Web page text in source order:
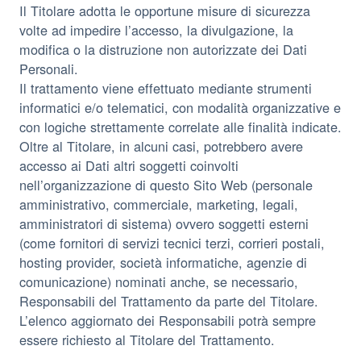
Il Titolare adotta le opportune misure di sicurezza
volte ad impedire l’accesso, la divulgazione, la
modifica o la distruzione non autorizzate dei Dati
Personali.
Il trattamento viene effettuato mediante strumenti
informatici e/o telematici, con modalità organizzative e
con logiche strettamente correlate alle finalità indicate.
Oltre al Titolare, in alcuni casi, potrebbero avere
accesso ai Dati altri soggetti coinvolti
nell’organizzazione di questo Sito Web (personale
amministrativo, commerciale, marketing, legali,
amministratori di sistema) ovvero soggetti esterni
(come fornitori di servizi tecnici terzi, corrieri postali,
hosting provider, società informatiche, agenzie di
comunicazione) nominati anche, se necessario,
Responsabili del Trattamento da parte del Titolare.
L’elenco aggiornato dei Responsabili potrà sempre
essere richiesto al Titolare del Trattamento.